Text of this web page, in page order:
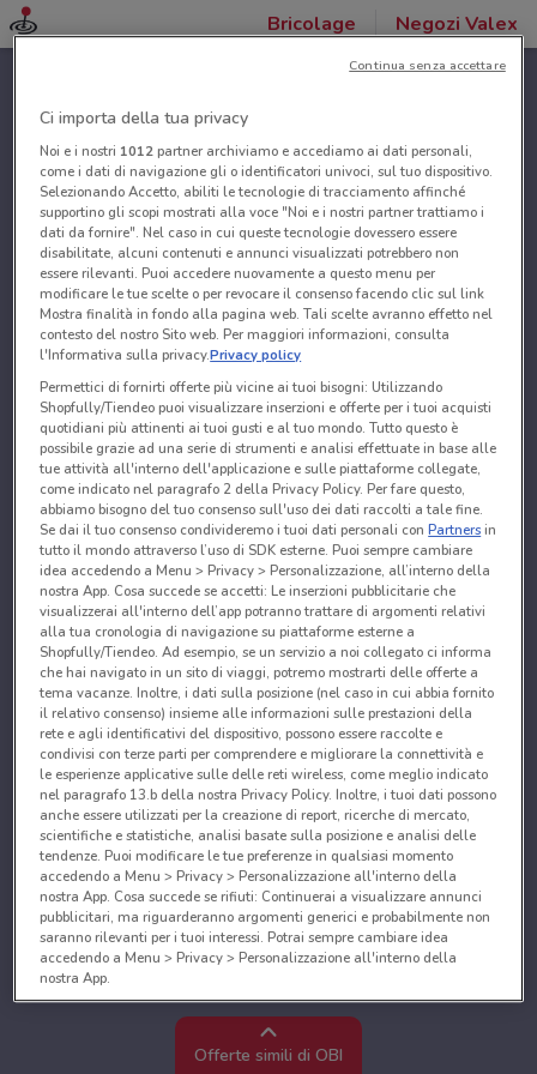
Bricolage Negozi Valex
Offerte simili di OBI
Ci importa della tua privacy
Noi e i nostri 1012partner archiviamo e accediamo ai dati personali,
come i dati di navigazione gli o identificatori univoci, sul tuo dispositivo.
Selezionando Accetto, abiliti le tecnologie di tracciamento affinché
supportino gli scopi mostrati alla voce "Noi e i nostri partner trattiamo i
dati da fornire". Nel caso in cui queste tecnologie dovessero essere
disabilitate, alcuni contenuti e annunci visualizzati potrebbero non
essere rilevanti. Puoi accedere nuovamente a questo menu per
modificare le tue scelte o per revocare il consenso facendo clic sul link
Mostra finalità in fondo alla pagina web. Tali scelte avranno effetto nel
contesto del nostro Sito web. Per maggiori informazioni, consulta
l'Informativa sulla privacy.Privacy policy
Permettici di fornirti offerte più vicine ai tuoi bisogni: Utilizzando
Shopfully/Tiendeo puoi visualizzare inserzioni e offerte per i tuoi acquisti
quotidiani più attinenti ai tuoi gusti e al tuo mondo. Tutto questo è
possibile grazie ad una serie di strumenti e analisi effettuate in base alle
tue attività all'interno dell'applicazione e sulle piattaforme collegate,
come indicato nel paragrafo 2 della Privacy Policy. Per fare questo,
abbiamo bisogno del tuo consenso sull'uso dei dati raccolti a tale fine.
Se dai il tuo consenso condivideremo i tuoi dati personali conPartnersin
tutto il mondo attraverso l’uso di SDK esterne. Puoi sempre cambiare
idea accedendo a Menu > Privacy > Personalizzazione, all’interno della
nostra App. Cosa succede se accetti: Le inserzioni pubblicitarie che
visualizzerai all'interno dell’app potranno trattare di argomenti relativi
alla tua cronologia di navigazione su piattaforme esterne a
Shopfully/Tiendeo. Ad esempio, se un servizio a noi collegato ci informa
che hai navigato in un sito di viaggi, potremo mostrarti delle offerte a
tema vacanze. Inoltre, i dati sulla posizione (nel caso in cui abbia fornito
il relativo consenso) insieme alle informazioni sulle prestazioni della
rete e agli identificativi del dispositivo, possono essere raccolte e
condivisi con terze parti per comprendere e migliorare la connettività e
le esperienze applicative sulle delle reti wireless, come meglio indicato
nel paragrafo 13.b della nostra Privacy Policy. Inoltre, i tuoi dati possono
anche essere utilizzati per la creazione di report, ricerche di mercato,
scientifiche e statistiche, analisi basate sulla posizione e analisi delle
tendenze. Puoi modificare le tue preferenze in qualsiasi momento
accedendo a Menu > Privacy > Personalizzazione all'interno della
nostra App. Cosa succede se rifiuti: Continuerai a visualizzare annunci
pubblicitari, ma riguarderanno argomenti generici e probabilmente non
saranno rilevanti per i tuoi interessi. Potrai sempre cambiare idea
accedendo a Menu > Privacy > Personalizzazione all'interno della
nostra App.
Noi e i nostri partner trattiamo i dati per fornire:
Utilizzare dati di geolocalizzazione precisi. Scansione attiva delle
caratteristiche del dispositivo ai fini dell’identificazione. Archiviare
Continua senza accettare